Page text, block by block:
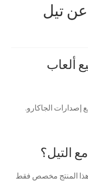
عن تيل
ألعاب
إصدارات الجاكارو.
التيل؟
وهذا المنتج مخصص فقط